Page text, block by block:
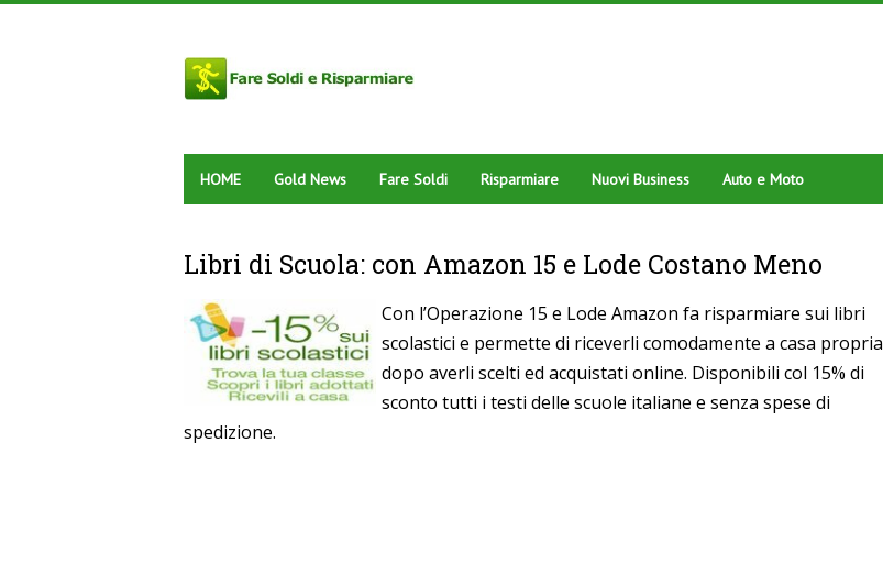
HOME Gold News Fare Soldi Risparmiare Nuovi Business Auto e Moto
Libri di Scuola: con Amazon 15 e Lode Costano Meno
Con l’Operazione 15 e Lode Amazon fa risparmiare sui libri
scolastici e permette di riceverli comodamente a casa propria
dopo averli scelti ed acquistati online. Disponibili col 15% di
sconto tutti i testi delle scuole italiane e senza spese di
spedizione.